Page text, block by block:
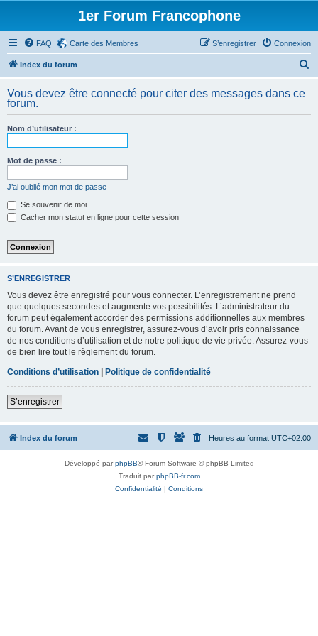
1er Forum Francophone
FAQ Carte des Membres Connexion
S’enregistrer
Index du forum
h
Vous devez être connecté pour citer des messages dans ce
forum.
Nom d’utilisateur :
Mot de passe :
J’ai oublié mon mot de passe
Se souvenir de moi
Cacher mon statut en ligne pour cette session
S’ENREGISTRER
Vous devez être enregistré pour vous connecter. L’enregistrement ne prend
que quelques secondes et augmente vos possibilités. L’administrateur du
forum peut également accorder des permissions additionnelles aux membres
du forum. Avant de vous enregistrer, assurez-vous d’avoir pris connaissance
de nos conditions d’utilisation et de notre politique de vie privée. Assurez-vous
de bien lire tout le règlement du forum.
Conditions d’utilisation | Politique de confidentialité
S’enregistrer
Index du forum Heures au format UTC+02:00
Développé parphpBB® Forum Software © phpBB Limited
Traduit parphpBB-fr.com
Confidentialité | Conditions